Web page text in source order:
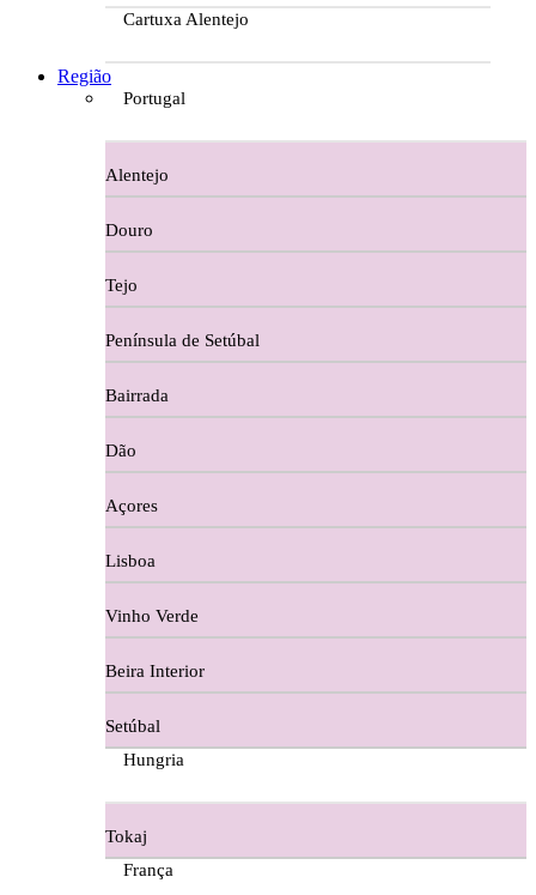
Cartuxa Alentejo
Casa Dos Migueis Douro
Casa Relvas Alentejo
Caves de São João - Bairrada
Charcutaria
Copos e Decanter
Cortes De Reguengo Douro
Digestivos
Divai - Alentejo
Dona Sancha Dão
Doroteia Douro
Ermelinda Freitas - Setubal
Evidencia Dão
Região
Portugal
Alentejo
Douro
Tejo
Península de Setúbal
Bairrada
Dão
Açores
Lisboa
Vinho Verde
Beira Interior
Setúbal
Hungria
Tokaj
França